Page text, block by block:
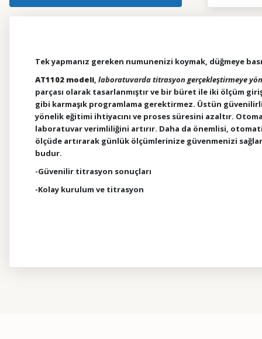
Tek yapmanız gereken numunenizi koymak, düğmeye
AT1102 modeli, laboratuvarda titrasyon gerçekleştirmeye
parçası olarak tasarlanmıştır ve bir büret ile iki ölçüm
gibi karmaşık programlama gerektirmez. Üstün
yönelik eğitimi ihtiyacını ve proses süresini azaltır.
laboratuvar verimliliğini artırır. Daha da önemlisi,
ölçüde artırarak günlük ölçümlerinize güvenmenizi
budur.
-Güvenilir titrasyon sonuçları
-Kolay kurulum ve titrasyon